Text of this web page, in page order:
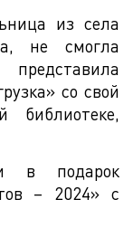
из села
не смогла
со свой
библиотеке,
в подарок
– 2024» с